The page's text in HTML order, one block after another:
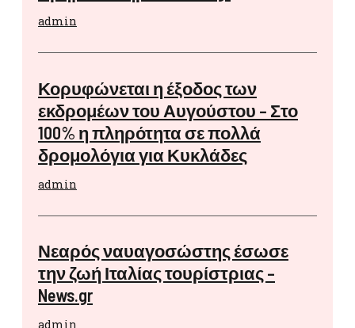
admin
Κορυφώνεται η έξοδος των
εκδρομέων του Αυγούστου – Στο
100% η πληρότητα σε πολλά
δρομολόγια για Κυκλάδες
admin
Νεαρός ναυαγοσώστης έσωσε
την ζωή Ιταλίας τουρίστριας –
News.gr
admin